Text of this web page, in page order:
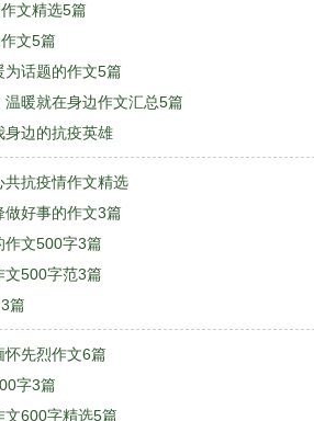
文精选5篇
文5篇
为话题的作文5篇
温暖就在身边作文汇总5篇
身边的抗疫英雄
共抗疫情作文精选
做好事的作文3篇
作文500字3篇
文500字范3篇
篇
怀先烈作文6篇
字3篇
文600字精选5篇